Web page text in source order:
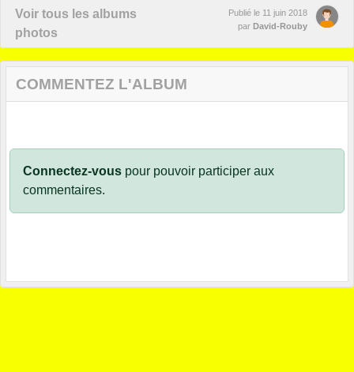
Voir tous les albums
photos
Publié le 11 juin 2018
par David-Rouby
COMMENTEZ L'ALBUM
Connectez-vous pour pouvoir participer aux
commentaires.